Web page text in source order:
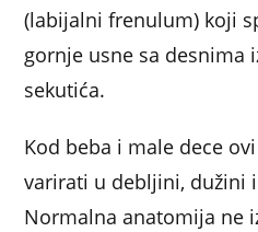
(labijalni frenulum) koji
gornje usne sa desnima
sekutića.
Kod beba i male dece
varirati u debljini, dužini
Normalna anatomija ne